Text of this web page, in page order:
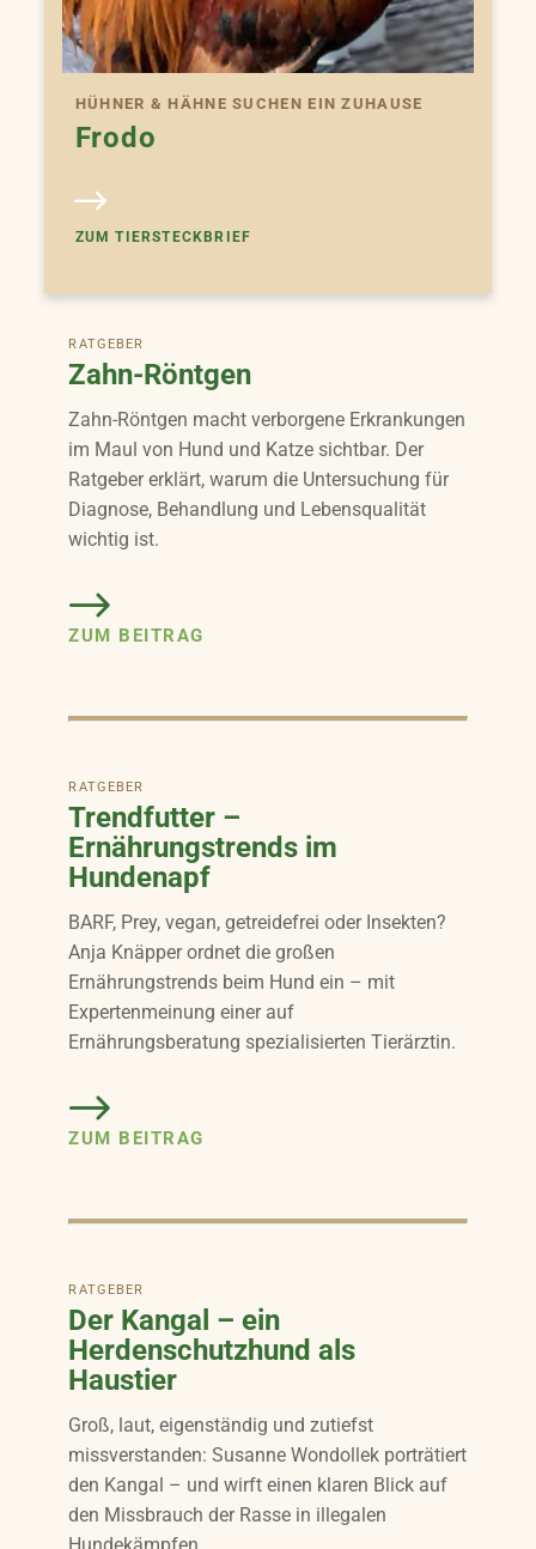
HÜHNER & HÄHNE SUCHEN EIN ZUHAUSE
Frodo
ZUM TIERSTECKBRIEF
RATGEBER
Zahn-Röntgen
Zahn-Röntgen macht verborgene Erkrankungen
im Maul von Hund und Katze sichtbar. Der
Ratgeber erklärt, warum die Untersuchung für
Diagnose, Behandlung und Lebensqualität
wichtig ist.
ZUM BEITRAG
RATGEBER
Trendfutter –
Ernährungstrends im
Hundenapf
BARF, Prey, vegan, getreidefrei oder Insekten?
Anja Knäpper ordnet die großen
Ernährungstrends beim Hund ein – mit
Expertenmeinung einer auf
Ernährungsberatung spezialisierten Tierärztin.
ZUM BEITRAG
RATGEBER
Der Kangal – ein
Herdenschutzhund als
Haustier
Groß, laut, eigenständig und zutiefst
missverstanden: Susanne Wondollek porträtiert
den Kangal – und wirft einen klaren Blick auf
den Missbrauch der Rasse in illegalen